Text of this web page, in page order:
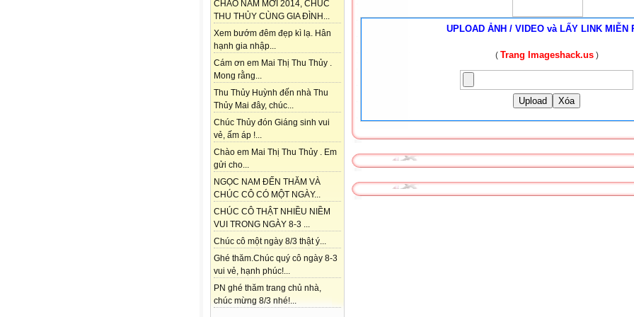
CHÀO NĂM MỚI 2014, CHÚC
THU THỦY CÙNG GIA ĐÌNH...
Xem bướm đêm đẹp kì lạ. Hân
hạnh gia nhập...
Cám ơn em Mai Thị Thu Thủy .
Mong rằng...
Thu Thủy Huỳnh đến nhà Thu
Thủy Mai đây, chúc...
Chúc Thủy đón Giáng sinh vui
vẻ, ấm áp !...
Chào em Mai Thị Thu Thủy . Em
gửi cho...
NGỌC NAM ĐẾN THĂM VÀ
CHÚC CÔ CÓ MỘT NGÀY...
CHÚC CÔ THẬT NHIỀU NIỀM
VUI TRONG NGÀY 8-3 ...
Chúc cô một ngày 8/3 thật ý...
Ghé thăm.Chúc quý cô ngày 8-3
vui vẻ, hạnh phúc!...
PN ghé thăm trang chủ nhà,
chúc mừng 8/3 nhé!...
UPLOAD ẢNH / VIDEO và LẤY LINK MIỄN
( Trang Imageshack.us)
Upload Xóa